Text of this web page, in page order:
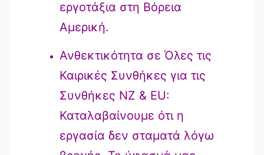
εργοτάξια στη Βόρεια
Αμερική.
Ανθεκτικότητα σε Όλες τις
Καιρικές Συνθήκες για τις
Συνθήκες NZ & EU:
Καταλαβαίνουμε ότι η
εργασία δεν σταματά λόγω